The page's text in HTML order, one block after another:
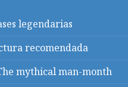
legendarias
recomendada
mythical man-month